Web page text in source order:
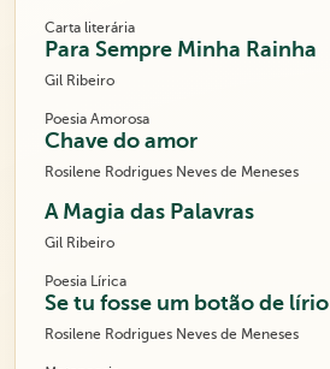
Carta literária
Para Sempre Minha Rainha
Gil Ribeiro
Poesia Amorosa
Chave do amor
Rosilene Rodrigues Neves de Meneses
A Magia das Palavras
Gil Ribeiro
Poesia Lírica
Se tu fosse um botão de lírio
Rosilene Rodrigues Neves de Meneses